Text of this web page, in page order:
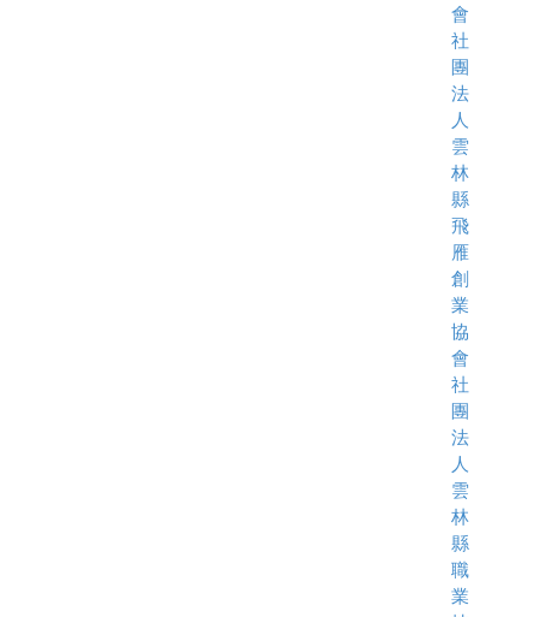
會
社
團
法
人
雲
林
縣
飛
雁
創
業
協
會
社
團
法
人
雲
林
縣
職
業